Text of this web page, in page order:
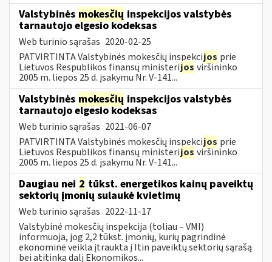
Valstybinės mokesčių inspekcijos valstybės
tarnautojo elgesio kodeksas
Web turinio sąrašas 2020-02-25
PATVIRTINTA Valstybinės mokesčių inspekcijos prie
Lietuvos Respublikos finansų ministerijos viršininko
2005 m. liepos 25 d. įsakymu Nr. V-141...
Valstybinės mokesčių inspekcijos valstybės
tarnautojo elgesio kodeksas
Web turinio sąrašas 2021-06-07
PATVIRTINTA Valstybinės mokesčių inspekcijos prie
Lietuvos Respublikos finansų ministerijos viršininko
2005 m. liepos 25 d. įsakymu Nr. V-141...
Daugiau nei 2 tūkst. energetikos kainų paveiktų
sektorių įmonių sulaukė kvietimų
Web turinio sąrašas 2022-11-17
Valstybinė mokesčių inspekcija (toliau – VMI)
informuoja, jog 2,2 tūkst. įmonių, kurių pagrindinė
ekonominė veikla įtraukta į Itin paveiktų sektorių sąrašą
bei atitinka dalį Ekonomikos...